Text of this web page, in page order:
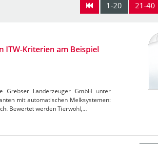
1-20 21-40
ITW-Kriterien am Beispiel
Landerzeuger GmbH unter
mit automatischen Melksystemen:
Bewertet werden Tierwohl,…